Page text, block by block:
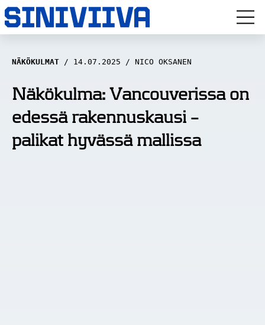
LUUVITONEN
HAASTATTELUT
NÄKÖKULMAT
ANALYYSIT
NÄKÖKULMAT 14.07.2025 NICO OKSANEN
Näkökulma: Vancouverissa on
edessä rakennuskausi –
palikat hyvässä mallissa